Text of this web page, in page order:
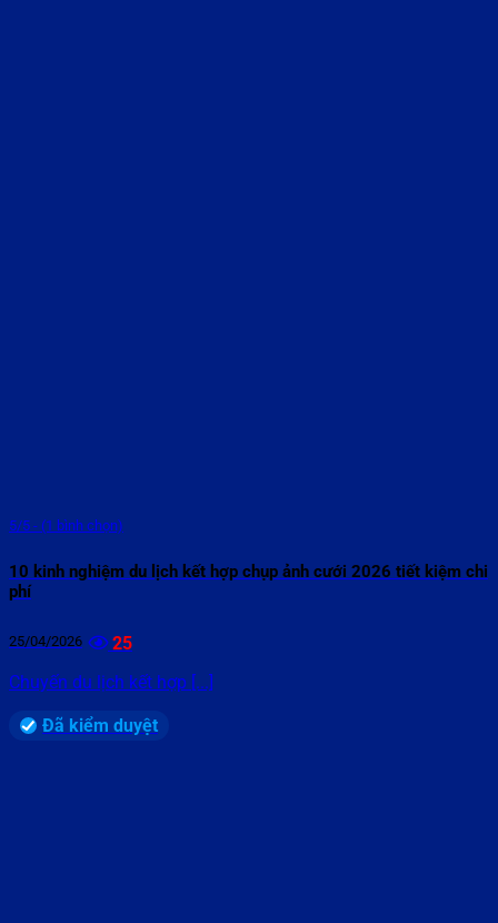
5/5 - (1 bình chọn)
10 kinh nghiệm du lịch kết hợp chụp ảnh cưới 2026 tiết kiệm chi
phí
25/04/2026
25
Chuyến du lịch kết hợp [...]
Đã kiểm duyệt